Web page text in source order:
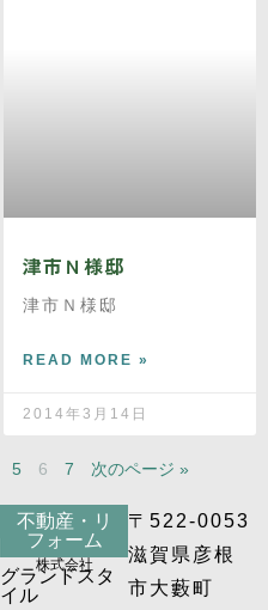
津市Ｎ様邸
津市Ｎ様邸
READ MORE »
2014年3月14日
5 6 7 次のページ »
不動産・リ
フォーム
株式会社
グランドスタ
イル
〒522-0053
滋賀県彦根
市大藪町